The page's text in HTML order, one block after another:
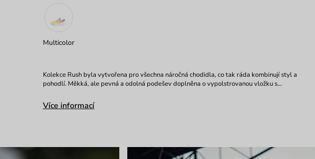
Multicolor
Kolekce Rush byla vytvořena pro všechna náročná chodidla, co tak ráda kombinují styl a
pohodlí. Měkká, ale pevná a odolná podešev doplněna o vypolstrovanou vložku s…
Více informací